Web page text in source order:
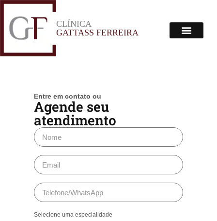
CLÍNICA
GATTASS FERREIRA
Entre em contato ou
Agende seu
atendimento
Selecione uma especialidade